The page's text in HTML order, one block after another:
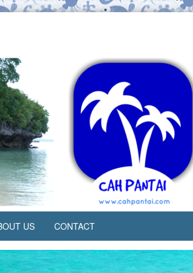
US CONTACT